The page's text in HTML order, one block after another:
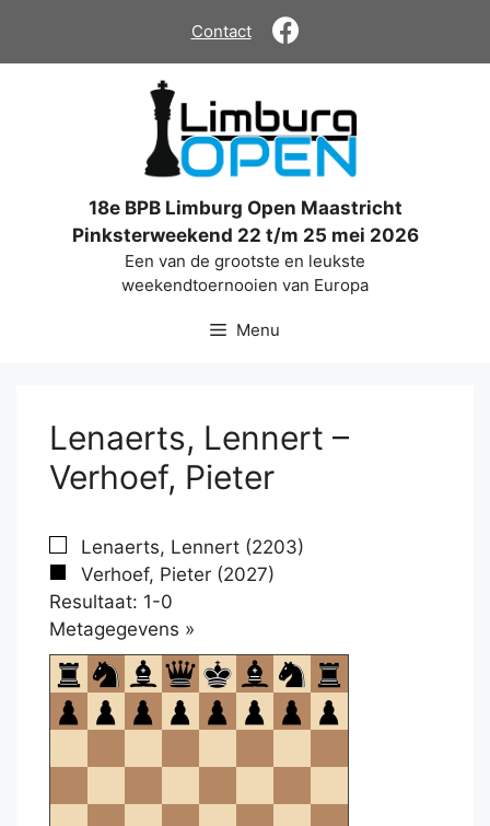
de
Contact
18e BPB Limburg Open Maastricht
Pinksterweekend 22 t/m 25 mei 2026
Een van de grootste en leukste
weekendtoernooien van Europa
Menu
Lenaerts, Lennert –
Verhoef, Pieter
Lenaerts, Lennert (2203)
Verhoef, Pieter (2027)
Resultaat: 1-0
Metagegevens »
om
te
openen.